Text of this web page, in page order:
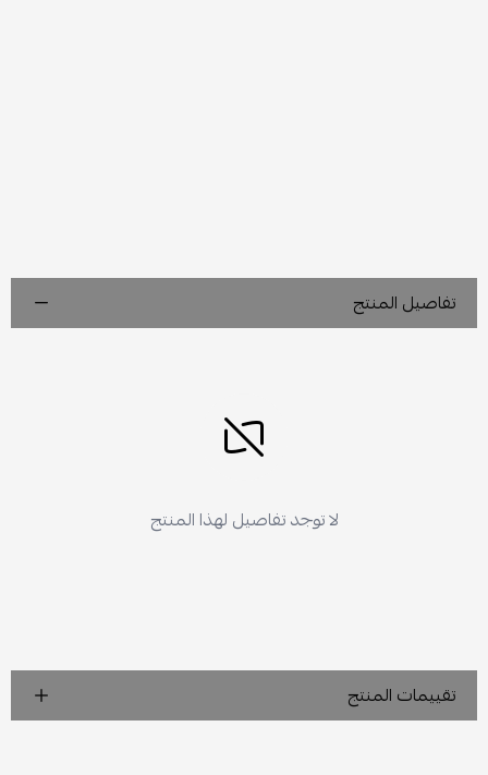
تفاصيل المنتج
لا توجد تفاصيل لهذا المنتج
تقييمات المنتج